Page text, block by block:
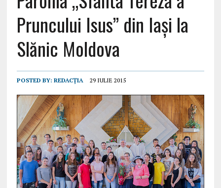
Pruncului Isus” din Iaşi la
Slănic Moldova
POSTED BY: REDACȚIA 29 IULIE 2015